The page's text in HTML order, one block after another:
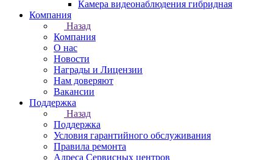
Камера видеонаблюдения гибридная
Компания
Назад
Компания
О нас
Новости
Награды и Лицензии
Нам доверяют
Вакансии
Поддержка
Назад
Поддержка
Условия гарантийного обслуживания
Правила ремонта
Адреса Сервисных центров